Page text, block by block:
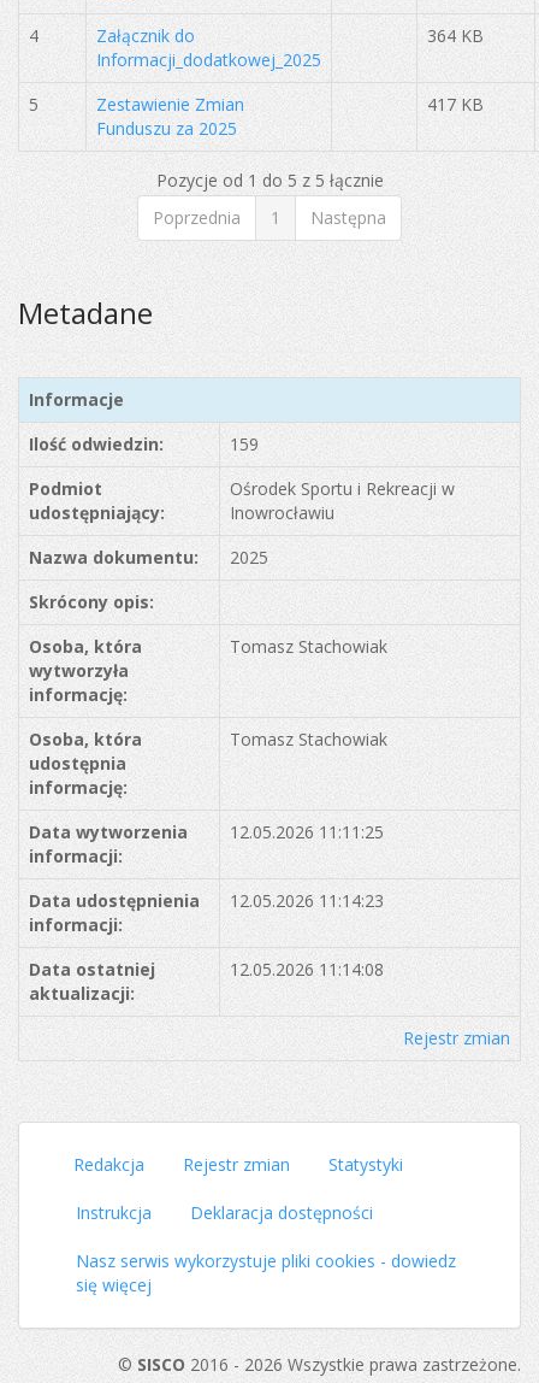
4
Załącznik do
Informacji_dodatkowej_2025
364 KB
5
Zestawienie Zmian
Funduszu za 2025
417 KB
Pozycje od 1 do 5 z 5 łącznie
Poprzednia
1 Następna
Metadane
Informacje
Ilość odwiedzin:
159
Podmiot
udostępniający:
Ośrodek Sportu i Rekreacji w
Inowrocławiu
Nazwa dokumentu:
2025
Skrócony opis:
Osoba, która
wytworzyła
informację:
Tomasz Stachowiak
Osoba, która
udostępnia
informację:
Tomasz Stachowiak
Data wytworzenia
informacji:
12.05.2026 11:11:25
Data udostępnienia
informacji:
12.05.2026 11:14:23
Data ostatniej
aktualizacji:
12.05.2026 11:14:08
Rejestr zmian
Redakcja Rejestr zmian Statystyki
Instrukcja Deklaracja dostępności
Nasz serwis wykorzystuje pliki cookies - dowiedz
się więcej
© SISCO 2016 - 2026 Wszystkie prawa zastrzeżone.